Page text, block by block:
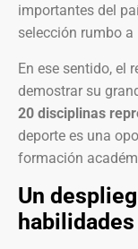
importantes del
selección rumbo a
En ese sentido, el
demostrar su
20 disciplinas
deporte es una
formación
Un
habilidades